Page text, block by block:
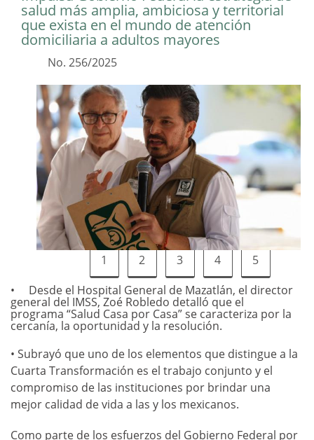
salud más amplia, ambiciosa y territorial
que exista en el mundo de atención
domiciliaria a adultos mayores
No. 256/2025
1 2 3 4
5
Desde el Hospital General de Mazatlán, el director
general del IMSS, Zoé Robledo detalló que el
programa “Salud Casa por Casa” se caracteriza por la
cercanía, la oportunidad y la resolución.
• Subrayó que uno de los elementos que distingue a la
Cuarta Transformación es el trabajo conjunto y el
compromiso de las instituciones por brindar una
mejor calidad de vida a las y los mexicanos.
Como parte de los esfuerzos del Gobierno Federal por